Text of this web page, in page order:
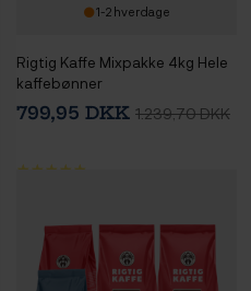
1-2 hverdage
Rigtig Kaffe Mixpakke 4kg Hele
kaffebønner
799,95 DKK 1.239,70 DKK